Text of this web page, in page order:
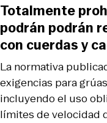
La normativa
exigencias para
incluyendo el uso
límites de velocidad
Totalmente
podrán podrán
con cuerdas y